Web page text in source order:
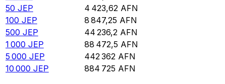
50 JEP 4 423,62 AFN
100 JEP 8 847,25 AFN
500 JEP 44 236,2 AFN
1 000 JEP 88 472,5 AFN
5 000 JEP 442 362 AFN
10 000 JEP 884 725 AFN